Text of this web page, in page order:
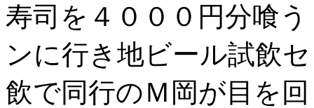
寿司を４０００円分喰
ンに行き地ビール試飲
飲で同行のＭ岡が目を